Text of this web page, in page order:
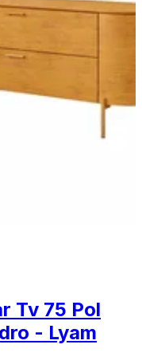
Tv 75 Pol
- Lyam